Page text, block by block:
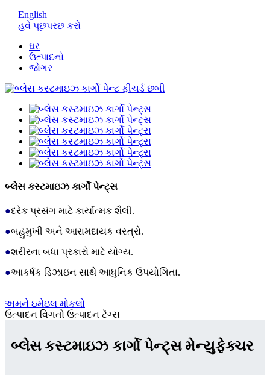
English
હવે પૂછપરછ કરો
ઘર
ઉત્પાદનો
જોગર
બ્લેસ કસ્ટમાઇઝ કાર્ગો પેન્ટ્સ
●દરેક પ્રસંગ માટે કાર્યાત્મક શૈલી.
●બહુમુખી અને આરામદાયક વસ્ત્રો.
●શરીરના બધા પ્રકારો માટે યોગ્ય.
●આકર્ષક ડિઝાઇન સાથે આધુનિક ઉપયોગિતા.
અમને ઇમેઇલ મોકલો
ઉત્પાદન વિગતો ઉત્પાદન ટૅગ્સ
બ્લેસ કસ્ટમાઇઝ કાર્ગો પેન્ટ્સ મેન્યુફેક્ચર